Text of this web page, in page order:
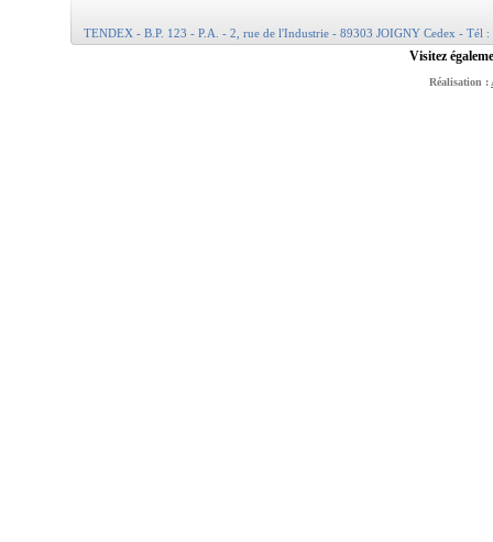
TENDEX - B.P. 123 - P.A. - 2, rue de l'Industrie - 89303 JOIGNY Cedex - Tél
Visitez
Réalisation :